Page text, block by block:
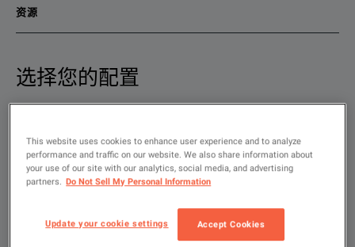
资源
选择您的配置
二手
输
入
产品总览
If you would like to know more, pleaseget in touchand one
资源
如果您想了解更多，请联系，我们的团队将为您提供帮助。
This website uses cookies to enhance user experience and to analyze
performance and traffic on our website. We also share information about
your use of our site with our analytics, social media, and advertising
partners. Do Not Sell My Personal Information
Update your cookie settings Accept Cookies